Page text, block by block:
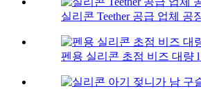
실리콘 Teether 공급 업체 공
펜용 실리콘 초점 비즈 대량